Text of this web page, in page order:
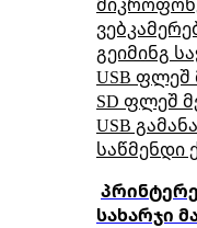
გეიმინგ
USB ფლეშ
SD ფლეშ
USB
საწმენდი
სახარჯი